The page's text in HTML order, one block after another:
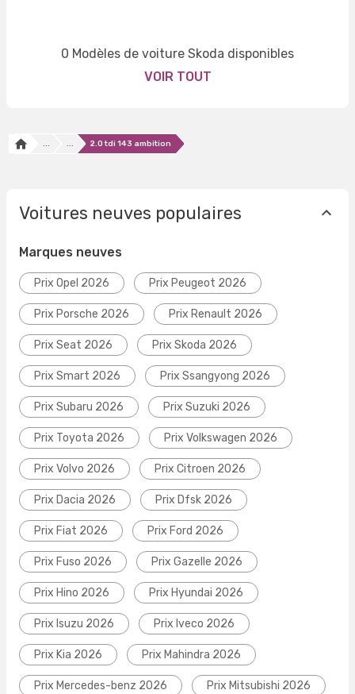
0 Modèles de voiture Skoda disponibles
VOIR TOUT
... ... 2.0 tdi 143 ambition
Voitures neuves populaires
Marques neuves
Prix Opel 2026 Prix Peugeot 2026
Prix Porsche 2026 Prix Renault 2026
Prix Seat 2026 Prix Skoda 2026
Prix Smart 2026 Prix Ssangyong 2026
Prix Subaru 2026 Prix Suzuki 2026
Prix Toyota 2026 Prix Volkswagen 2026
Prix Volvo 2026 Prix Citroen 2026
Prix Dacia 2026 Prix Dfsk 2026
Prix Fiat 2026 Prix Ford 2026
Prix Fuso 2026 Prix Gazelle 2026
Prix Hino 2026 Prix Hyundai 2026
Prix Isuzu 2026 Prix Iveco 2026
Prix Kia 2026 Prix Mahindra 2026
Prix Mercedes-benz 2026 Prix Mitsubishi 2026